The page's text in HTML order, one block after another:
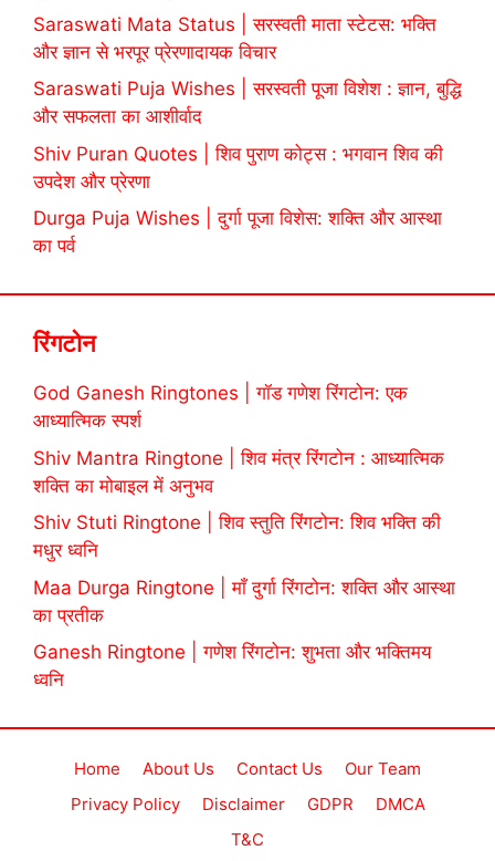
Saraswati Mata Status | सरस्वती माता स्टेटस: भक्ति
और ज्ञान से भरपूर प्रेरणादायक विचार
Saraswati Puja Wishes | सरस्वती पूजा विशेश : ज्ञान, बुद्धि
और सफलता का आशीर्वाद
Shiv Puran Quotes | शिव पुराण कोट्स : भगवान शिव की
उपदेश और प्रेरणा
Durga Puja Wishes | दुर्गा पूजा विशेस: शक्ति और आस्था
का पर्व
रिंगटोन
God Ganesh Ringtones | गॉड गणेश रिंगटोन: एक
आध्यात्मिक स्पर्श
Shiv Mantra Ringtone | शिव मंत्र रिंगटोन : आध्यात्मिक
शक्ति का मोबाइल में अनुभव
Shiv Stuti Ringtone | शिव स्तुति रिंगटोन: शिव भक्ति की
मधुर ध्वनि
Maa Durga Ringtone | माँ दुर्गा रिंगटोन: शक्ति और आस्था
का प्रतीक
Ganesh Ringtone | गणेश रिंगटोन: शुभता और भक्तिमय
ध्वनि
Home About Us Contact Us
Our Team
Privacy Policy
Disclaimer GDPR
DMCA
T&C